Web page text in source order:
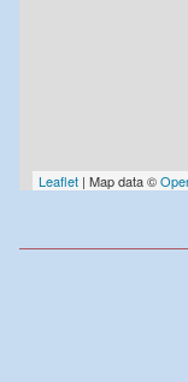
Leaflet | Map data ©